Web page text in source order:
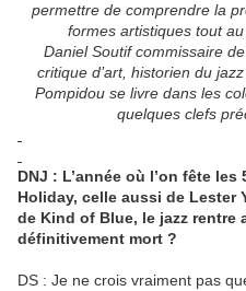
permettre de comprendre la
formes artistiques tout
Daniel Soutif commissaire
critique d’art, historien du
Pompidou se livre dans les
quelques clefs
DNJ : L’année où l’on fête
Holiday, celle aussi de Lester
de Kind of Blue, le jazz rentre
définitivement mort ?
DS : Je ne crois vraiment pas